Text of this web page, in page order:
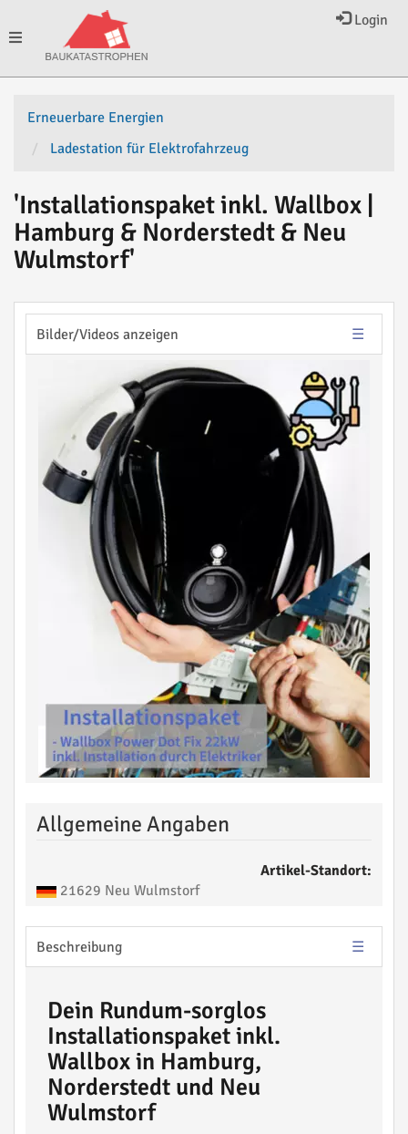
Login
Toggle
navigation
Erneuerbare Energien
Ladestation für Elektrofahrzeug
'Installationspaket inkl. Wallbox |
Hamburg & Norderstedt & Neu
Wulmstorf'
Bilder/Videos anzeigen
Allgemeine Angaben
Artikel-Standort:
21629 Neu Wulmstorf
Beschreibung
Dein Rundum-sorglos
Installationspaket inkl.
Wallbox in Hamburg,
Norderstedt und Neu
Wulmstorf